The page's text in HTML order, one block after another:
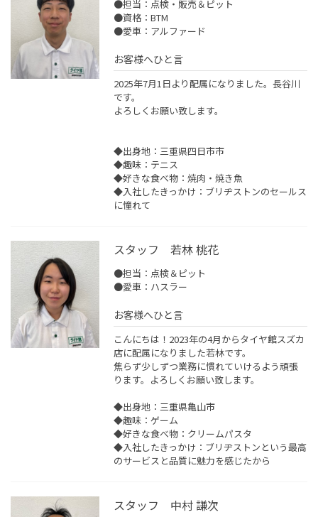
●担当：点検・販売＆ピット
●資格：BTM
●愛車：アルファード
お客様へひと言
2025年7月1日より配属になりました。長谷川
です。
よろしくお願い致します。
◆出身地：三重県四日市市
◆趣味：テニス
◆好きな食べ物：焼肉・焼き魚
◆入社したきっかけ：ブリヂストンのセールス
に憧れて
スタッフ 若林 桃花
●担当：点検＆ピット
●愛車：ハスラー
お客様へひと言
こんにちは！2023年の4月からタイヤ館スズカ
店に配属になりました若林です。
焦らず少しずつ業務に慣れていけるよう頑張
ります。よろしくお願い致します。
◆出身地：三重県亀山市
◆趣味：ゲーム
◆好きな食べ物：クリームパスタ
◆入社したきっかけ：ブリヂストンという最高
のサービスと品質に魅力を感じたから
スタッフ 中村 謙次